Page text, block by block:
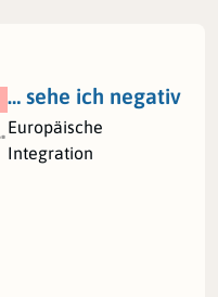
… sehe ich negativ
Europäische
Integration